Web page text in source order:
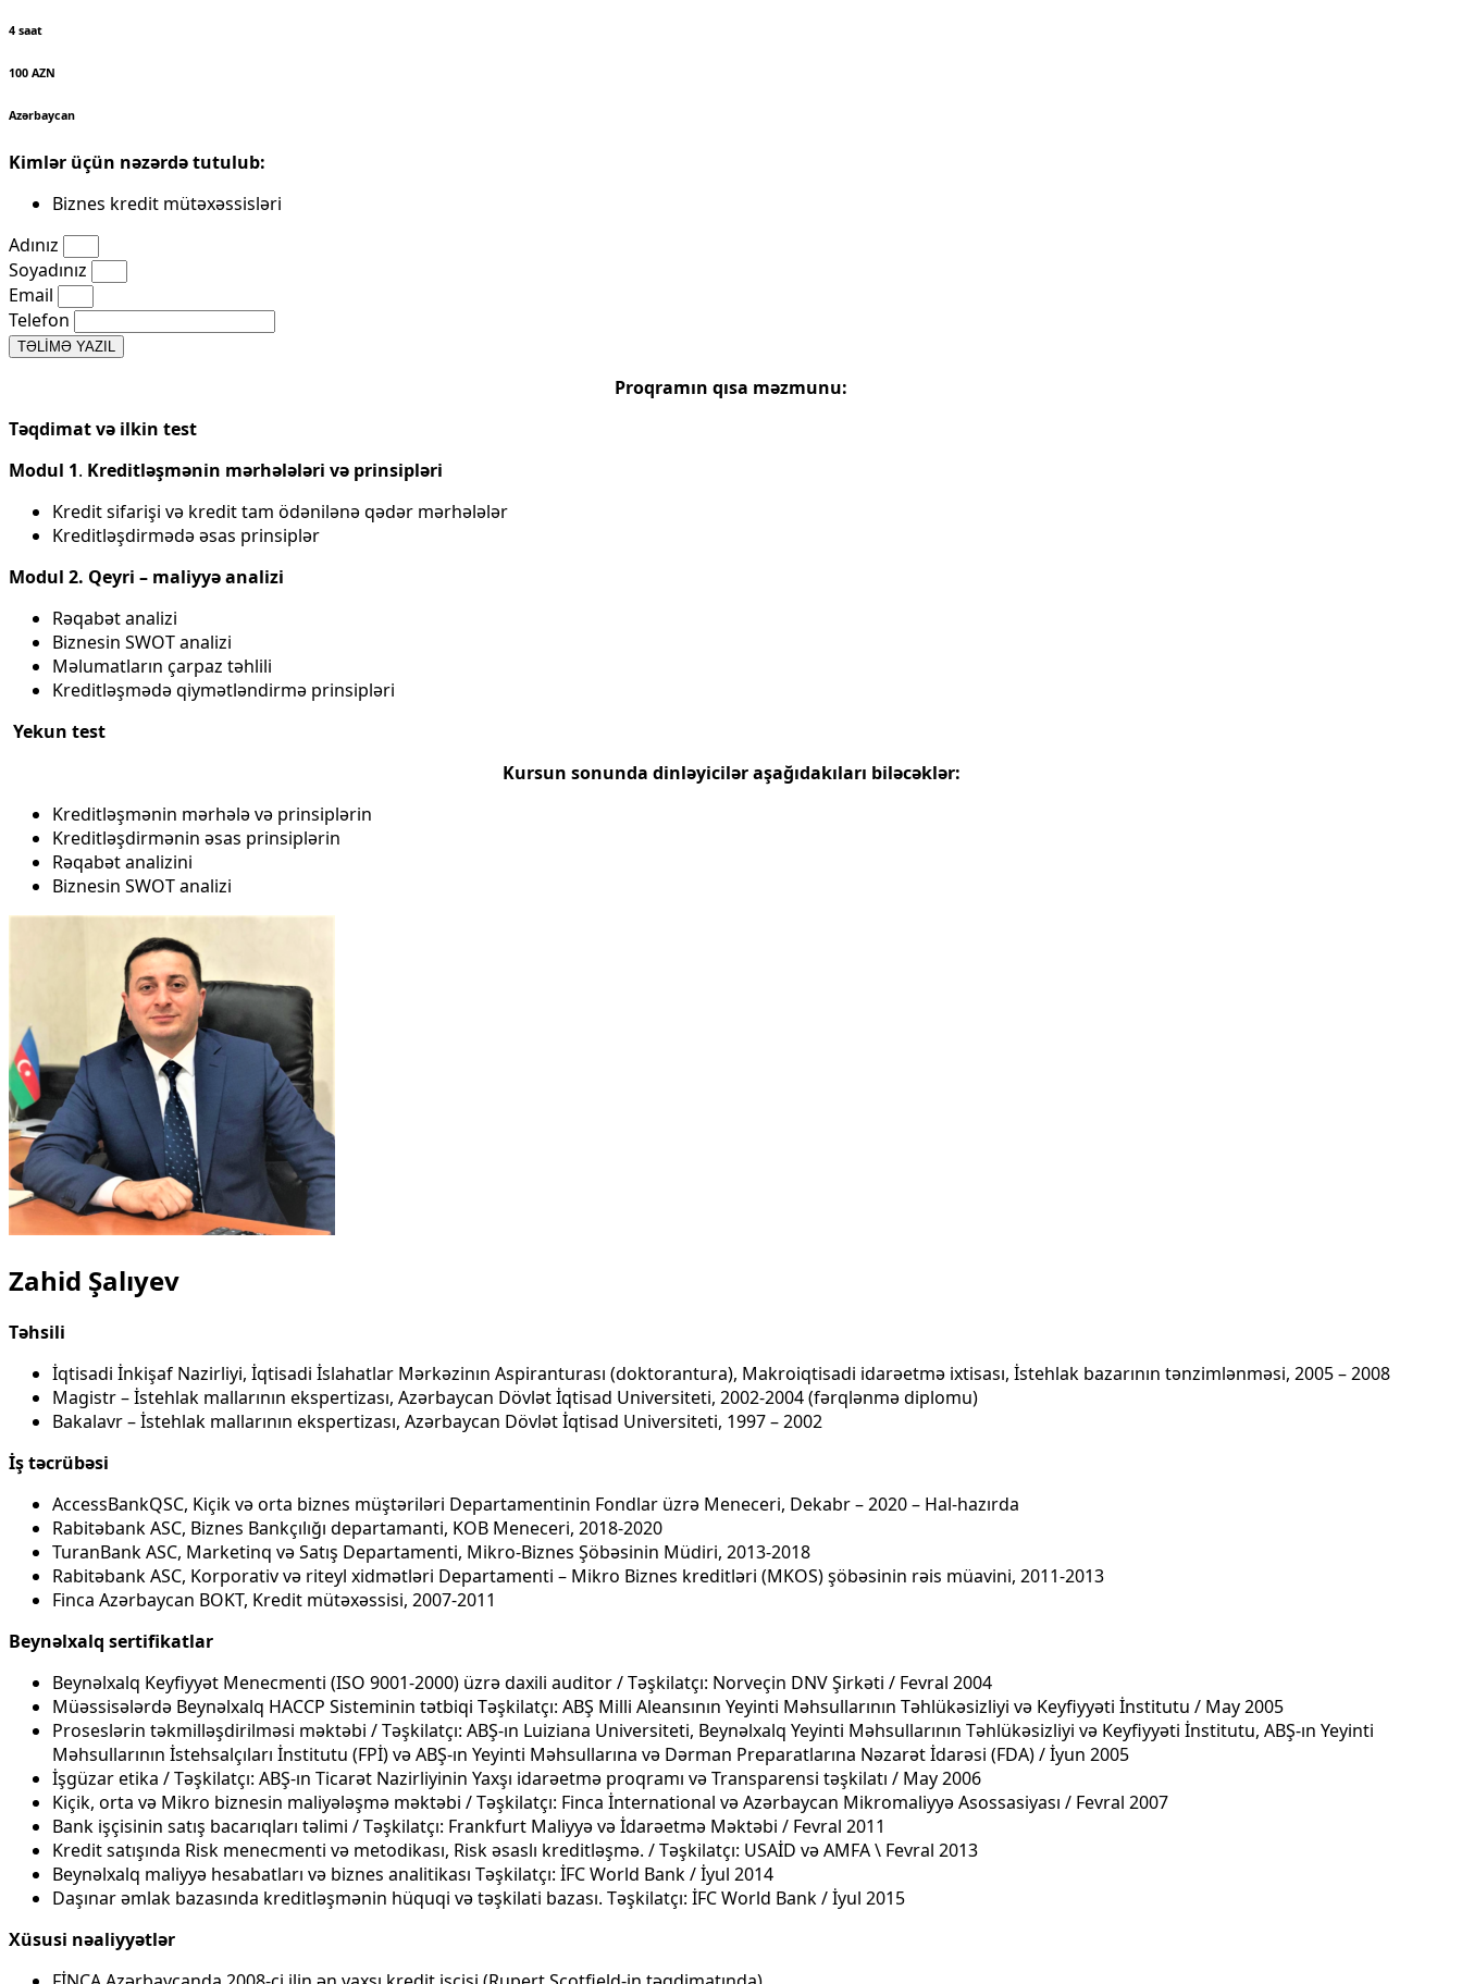
4 saat
100 AZN
Azərbaycan
Kimlər üçün nəzərdə tutulub:
Biznes kredit mütəxəssisləri
Adınız
Soyadınız
Email
Telefon
TƏLİMƏ YAZIL
Proqramın qısa məzmunu:
Təqdimat və ilkin test
Modul 1. Kreditləşmənin mərhələləri və prinsipləri
Kredit sifarişi və kredit tam ödənilənə qədər mərhələlər
Kreditləşdirmədə əsas prinsiplər
Modul 2. Qeyri – maliyyə analizi
Rəqabət analizi
Biznesin SWOT analizi
Məlumatların çarpaz təhlili
Kreditləşmədə qiymətləndirmə prinsipləri
Yekun test
Kursun sonunda dinləyicilər aşağıdakıları biləcəklər:
Kreditləşmənin mərhələ və prinsiplərin
Kreditləşdirmənin əsas prinsiplərin
Rəqabət analizini
Biznesin SWOT analizi
Zahid Şalıyev
Təhsili
İqtisadi İnkişaf Nazirliyi, İqtisadi İslahatlar Mərkəzinın Aspiranturası (doktorantura), Makroiqtisadi idarəetmə ixtisası, İstehlak bazarının tənzimlənməsi, 2005 – 2008
Magistr – İstehlak mallarının ekspertizası, Azərbaycan Dövlət İqtisad Universiteti, 2002-2004 (fərqlənmə diplomu)
Bakalavr – İstehlak mallarının ekspertizası, Azərbaycan Dövlət İqtisad Universiteti, 1997 – 2002
İştəcrübəsi
AccessBankQSC, Kiçik və orta biznes müştəriləri Departamentinin Fondlar üzrə Meneceri, Dekabr – 2020 – Hal-hazırda
Rabitəbank ASC, Biznes Bankçılığı departamanti, KOB Meneceri, 2018-2020
TuranBank ASC, Marketinq və Satış Departamenti, Mikro-Biznes Şöbəsinin Müdiri, 2013-2018
Rabitəbank ASC, Korporativ və riteyl xidmətləri Departamenti – Mikro Biznes kreditləri (MKOS) şöbəsinin rəis müavini, 2011-2013
Finca Azərbaycan BOKT, Kredit mütəxəssisi, 2007-2011
Beynəlxalq sertifikatlar
Beynəlxalq Keyfiyyət Menecmenti (ISO 9001-2000) üzrə daxili auditor / Təşkilatçı: Norveçin DNV Şirkəti / Fevral 2004
Müəssisələrdə Beynəlxalq HACCP Sisteminin tətbiqi Təşkilatçı: ABŞ Milli Aleansının Yeyinti Məhsullarının Təhlükəsizliyi və Keyfiyyəti İnstitutu / May 2005
Proseslərin təkmilləşdirilməsi məktəbi / Təşkilatçı: ABŞ-ın Luiziana Universiteti, Beynəlxalq Yeyinti Məhsullarının Təhlükəsizliyi və Keyfiyyəti İnstitutu, ABŞ-ın Yeyinti
Məhsullarının İstehsalçıları İnstitutu (FPİ) və ABŞ-ın Yeyinti Məhsullarına və Dərman Preparatlarına Nəzarət İdarəsi (FDA) / İyun 2005
İşgüzar etika / Təşkilatçı: ABŞ-ın Ticarət Nazirliyinin Yaxşı idarəetmə proqramı və Transparensi təşkilatı / May 2006
Kiçik, orta və Mikro biznesin maliyələşmə məktəbi / Təşkilatçı: Finca İnternational və Azərbaycan Mikromaliyyə Asossasiyası / Fevral 2007
Bank işçisinin satış bacarıqları təlimi / Təşkilatçı: Frankfurt Maliyyə və İdarəetmə Məktəbi / Fevral 2011
Kredit satışında Risk menecmenti və metodikası, Risk əsaslı kreditləşmə. / Təşkilatçı: USAİD və AMFA \ Fevral 2013
Beynəlxalq maliyyə hesabatları və biznes analitikası Təşkilatçı: İFC World Bank / İyul 2014
Daşınar əmlak bazasında kreditləşmənin hüquqi və təşkilati bazası. Təşkilatçı: İFC World Bank / İyul 2015
Xüsusi nəaliyyətlər